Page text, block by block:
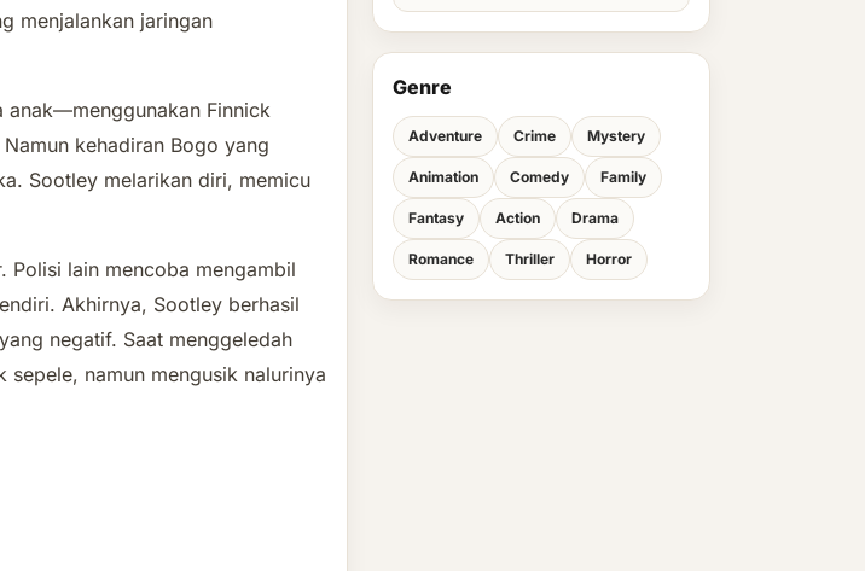
menjalankan jaringan
anak—menggunakan Finnick
kehadiran Bogo yang
Sootley melarikan diri, memicu
Polisi lain mencoba mengambil
Akhirnya, Sootley berhasil
negatif. Saat menggeledah
namun mengusik nalurinya
Genre
Adventure Crime Mystery
Animation Comedy Family
Fantasy Action Drama
Romance Thriller Horror